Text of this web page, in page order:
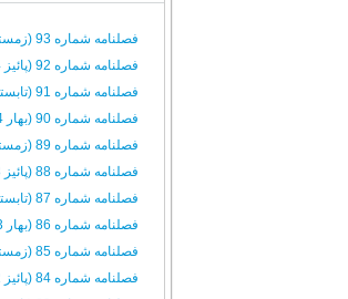
فصلنامه شماره 93 (زمستان 1404)
فصلنامه شماره 92 (پائیز 1404)
فصلنامه شماره 91 (تابستان 1404)
فصلنامه شماره 90 (بهار 1404)
فصلنامه شماره 89 (زمستان 1403)
فصلنامه شماره 88 (پائیز 1403)
فصلنامه شماره 87 (تابستان 1403)
فصلنامه شماره 86 (بهار 1403)
فصلنامه شماره 85 (زمستان 1402)
فصلنامه شماره 84 (پائیز 1402)